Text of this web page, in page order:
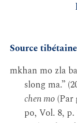
Source tibétaine
mkhan mo zla
slong ma.”
chen mo (Par
po, Vol. 8,